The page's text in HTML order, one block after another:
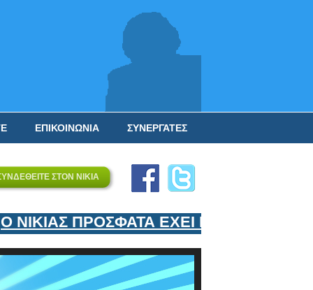
ΣΥΝΕΡΓΑΤΕΣ
ΕΠΙΚΟΙΝΩΝΙΑ
ΣΤΟΝ ΝΙΚΙΑ
ΠΡΟΣΦΑΤΑ ΕΧΕΙ ΕΝΤΑΞΕΙ ΣΤΟΝ